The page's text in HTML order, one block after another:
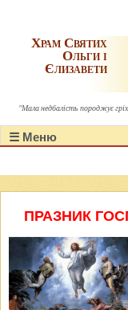
Храм Святих
Ольги і
Єлизавети
"Мала недбалість породжує
ПРАЗНИК